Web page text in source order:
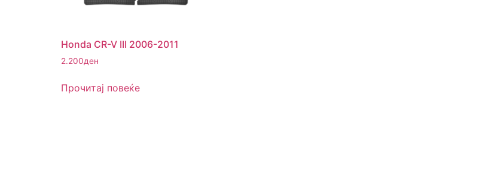
Honda CR-V III 2006-2011
2.200ден
Прочитај повеќе